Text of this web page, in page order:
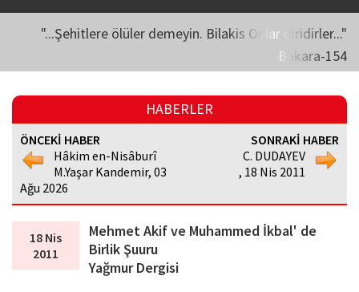
"...Şehitlere ölüler demeyin. Bilakis Onlar diridirler..."
Bakara-154
HABERLER
ÖNCEKİ HABER
Hâkim en-Nisâburî
M.Yaşar Kandemir, 03
Ağu 2026
SONRAKİ HABER
C. DUDAYEV
, 18 Nis 2011
18 Nis
2011
Mehmet Akif ve Muhammed İkbal' de
Birlik Şuuru
Yağmur Dergisi